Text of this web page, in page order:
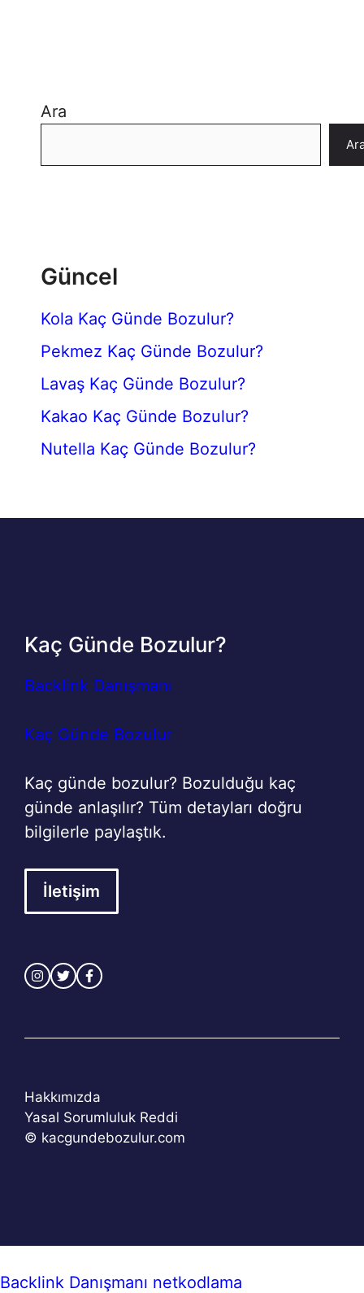
Ara
Güncel
Kola Kaç Günde Bozulur?
Pekmez Kaç Günde Bozulur?
Lavaş Kaç Günde Bozulur?
Kakao Kaç Günde Bozulur?
Nutella Kaç Günde Bozulur?
Kaç Günde Bozulur?
Backlink Danışmanı
Kaç Günde Bozulur
Kaç günde bozulur? Bozulduğu kaç
günde anlaşılır? Tüm detayları doğru
bilgilerle paylaştık.
İletişim
© kacgundebozulur.com
Hakkımızda
Yasal Sorumluluk Reddi
Backlink Danışmanı netkodlama